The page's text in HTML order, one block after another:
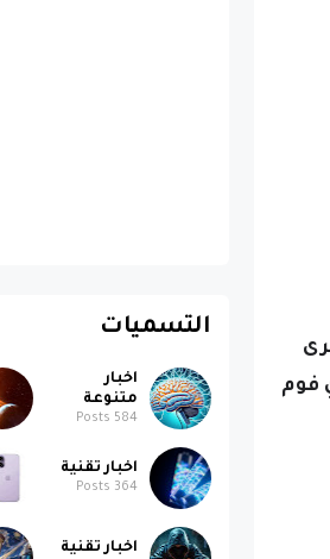
فوم
التسميات
اخبار
متنوعة
584
اخبار تقنية
364
اخبار تقنية